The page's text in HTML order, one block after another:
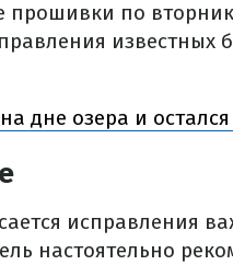
по
известных
дне озера и
исправления
настоятельно